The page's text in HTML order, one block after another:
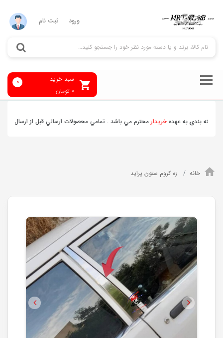
ورود ثبت نام
سبد خرید
0 تومان
0
خريدارمحترم مي باشد . تمامي محصولات ارسالي قبل از ارسالچکو محصولات برقي
خانه زه کروم ستون پراید
Previous Next